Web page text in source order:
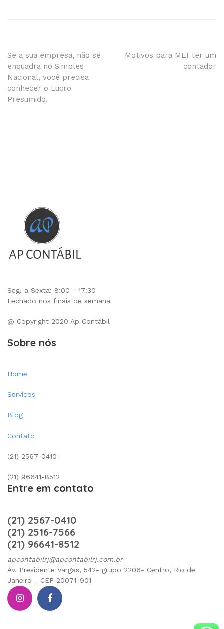
Navegação
de
Post
Se a sua empresa, não se
enquadra no Simples
Nacional, você precisa
conhecer o Lucro
Presumido.
Motivos para MEI ter um
contador
Seg. a Sexta: 8:00 - 17:30
Fechado nos finais de semana
@ Copyright 2020 Ap Contábil
Sobre nós
Home
Serviços
Blog
Contato
(21) 2567-0410
(21) 96641-8512
Entre em contato
(21) 2567-0410
(21) 2516-7566
(21) 96641-8512
apcontabilrj@apcontabilrj.com.br
Av. Presidente Vargas, 542- grupo 2206- Centro, Rio de
Janeiro - CEP 20071-901